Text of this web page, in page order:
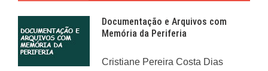
Documentação e Arquivos com
Memória da Periferia
Cristiane Pereira Costa Dias